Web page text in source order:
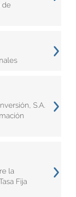
de
S.A.
la
Fija